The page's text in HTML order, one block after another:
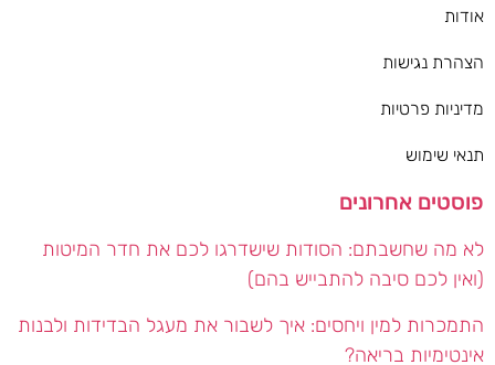
אודות
הצהרת נגישות
מדיניות פרטיות
תנאי שימוש
פוסטים אחרונים
לא מה שחשבתם: הסודות שישדרגו לכם את חדר המיטות
(ואין לכם סיבה להתבייש בהם)
התמכרות למין ויחסים: איך לשבור את מעגל הבדידות ולבנות
אינטימיות בריאה?